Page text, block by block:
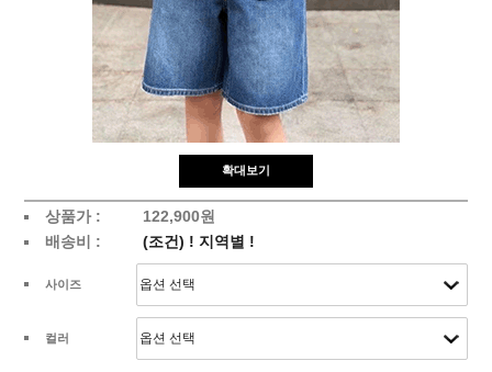
확대보기
상품가 :
122,900원
배송비 :
(조건) ! 지역별 !
사이즈
컬러